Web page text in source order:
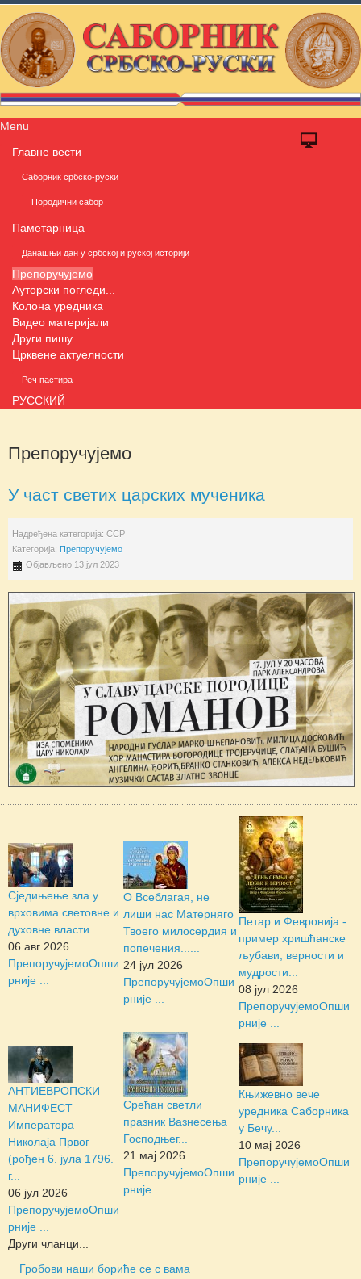
Menu
Главне вести
Саборник србско-руски
Породични сабор
Паметарница
Данашњи дан у србској и руској историји
Препоручујемо
Ауторски погледи...
Колона уредника
Видео материјали
Други пишу
Црквене актуелности
Реч пастира
РУССКИЙ
Препоручујемо
У част светих царских мученика
Надређена категорија: ССР
Категорија: Препоручујемо
Објављено 13 јул 2023
Сједињење зла у
врховима световне и
духовне власти...
06 авг 2026
ПрепоручујемоОпши
рније ...
О Всеблагая, не
лиши нас Матерняго
Твоего милосердия и
попечения......
24 јул 2026
ПрепоручујемоОпши
рније ...
Петар и Февронија -
пример хришћанске
љубави, верности и
мудрости...
08 јул 2026
ПрепоручујемоОпши
рније ...
АНТИЕВРОПСКИ
МАНИФЕСТ
Императора
Николаја Првог
(рођен 6. јула 1796.
г...
06 јул 2026
ПрепоручујемоОпши
рније ...
Срећан светли
празник Вазнесења
Господњег...
21 мај 2026
ПрепоручујемоОпши
рније ...
Књижевно вече
уредника Саборника
у Бечу...
10 мај 2026
ПрепоручујемоОпши
рније ...
Други чланци...
Гробови наши бориће се с вама